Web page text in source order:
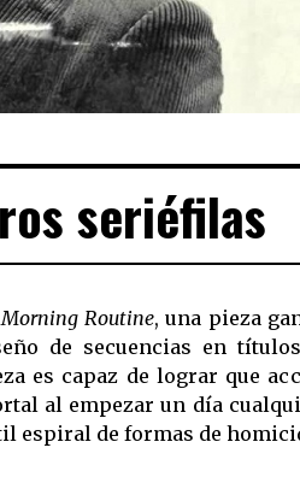
seriéfilas
Morning Routine, una pieza
de secuencias en
es capaz de lograr que
al empezar un día
espiral de formas de